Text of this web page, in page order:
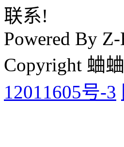
联系!
Powered By
Copyright 蛐
12011605号-3